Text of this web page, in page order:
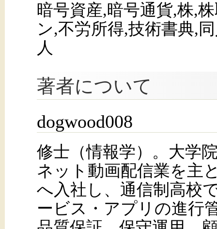
暗号資産,暗号通貨,株,
ン,不労所得,技術書典,
人
著者について
dogwood008
修士（情報学）。大学
ネット動画配信業を主
へ入社し、通信制高校
ービス・アプリの進行